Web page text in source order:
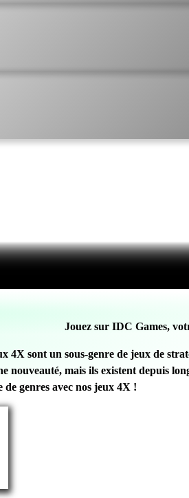
Jouez sur IDC Games,
sont un sous-genre de jeux de
mais ils existent depuis
genres avec nos jeux 4X !